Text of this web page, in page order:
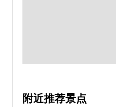
附近推荐景点